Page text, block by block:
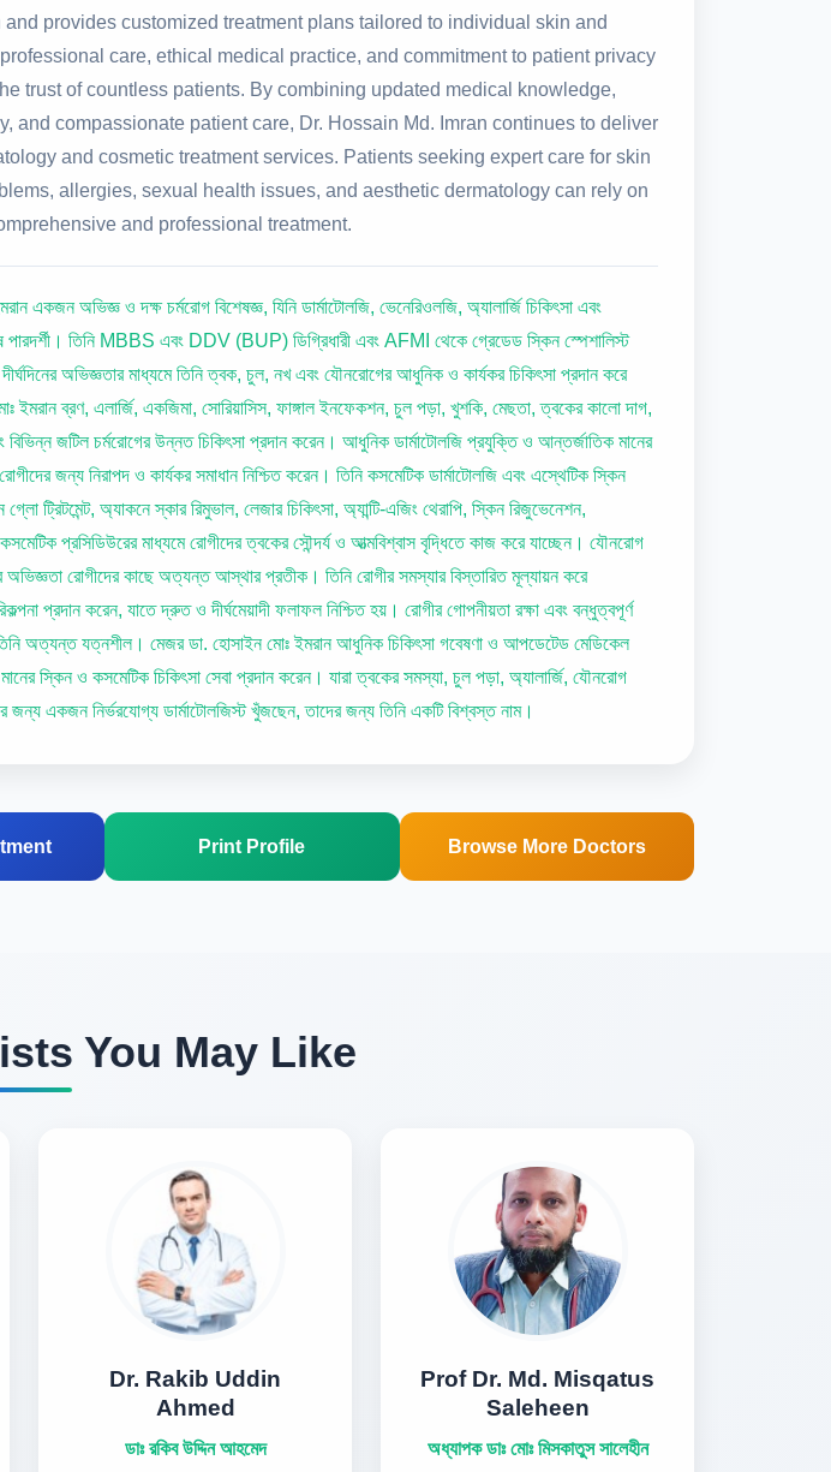
and provides customized treatment plans tailored to individual skin and
care, ethical medical practice, and commitment to patient privacy
trust of countless patients. By combining updated medical knowledge,
and compassionate patient care, Dr. Hossain Md. Imran continues to deliver
and cosmetic treatment services. Patients seeking expert care for skin
allergies, sexual health issues, and aesthetic dermatology can rely on
and professional treatment.
একজন অভিজ্ঞ ও দক্ষ চর্মরোগ বিশেষজ্ঞ, যিনি ডার্মাটোলজি, ভেনেরিওলজি, অ্যালার্জি চিকিৎসা এবং
পারদর্শী। তিনি MBBS এবং DDV (BUP) ডিগ্রিধারী এবং AFMI থেকে গ্রেডেড স্কিন স্পেশালিস্ট
অভিজ্ঞতার মাধ্যমে তিনি ত্বক, চুল, নখ এবং যৌনরোগের আধুনিক ও কার্যকর চিকিৎসা প্রদান করে
ব্রণ, এলার্জি, একজিমা, সোরিয়াসিস, ফাঙ্গাল ইনফেকশন, চুল পড়া, খুশকি, মেছতা, ত্বকের কালো দাগ,
জটিল চর্মরোগের উন্নত চিকিৎসা প্রদান করেন। আধুনিক ডার্মাটোলজি প্রযুক্তি ও আন্তর্জাতিক মানের
জন্য নিরাপদ ও কার্যকর সমাধান নিশ্চিত করেন। তিনি কসমেটিক ডার্মাটোলজি এবং এস্থেটিক স্কিন
ট্রিটমেন্ট, অ্যাকনে স্কার রিমুভাল, লেজার চিকিৎসা, অ্যান্টি-এজিং থেরাপি, স্কিন রিজুভেনেশন,
কসমেটিক প্রসিডিউরের মাধ্যমে রোগীদের ত্বকের সৌন্দর্য ও আত্মবিশ্বাস বৃদ্ধিতে কাজ করে যাচ্ছেন। যৌনরোগ
অভিজ্ঞতা রোগীদের কাছে অত্যন্ত আস্থার প্রতীক। তিনি রোগীর সমস্যার বিস্তারিত মূল্যায়ন করে
প্রদান করেন, যাতে দ্রুত ও দীর্ঘমেয়াদী ফলাফল নিশ্চিত হয়। রোগীর গোপনীয়তা রক্ষা এবং বন্ধুত্বপূর্ণ
তিনি অত্যন্ত যত্নশীল। মেজর ডা. হোসাইন মোঃ ইমরান আধুনিক চিকিৎসা গবেষণা ও আপডেটেড মেডিকেল
স্কিন ও কসমেটিক চিকিৎসা সেবা প্রদান করেন। যারা ত্বকের সমস্যা, চুল পড়া, অ্যালার্জি, যৌনরোগ
জন্য একজন নির্ভরযোগ্য ডার্মাটোলজিস্ট খুঁজছেন, তাদের জন্য তিনি একটি বিশ্বস্ত নাম।
Print Profile Browse More Doctors
You May Like
Dr. Rakib Uddin
Ahmed
ডাঃ রকিব উদ্দিন আহমেদ
Prof Dr. Md. Misqatus
Saleheen
অধ্যাপক ডাঃ মোঃ মিসকাতুস সালেহীন